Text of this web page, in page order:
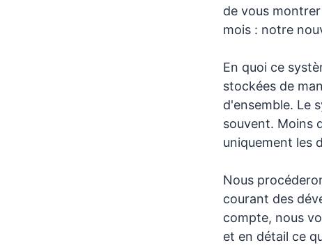
de vous
mois : notre
En quoi ce
stockées de
d'ensemble. Le
souvent. Moins
uniquement les
Nous
courant des
compte, nous
et en détail ce